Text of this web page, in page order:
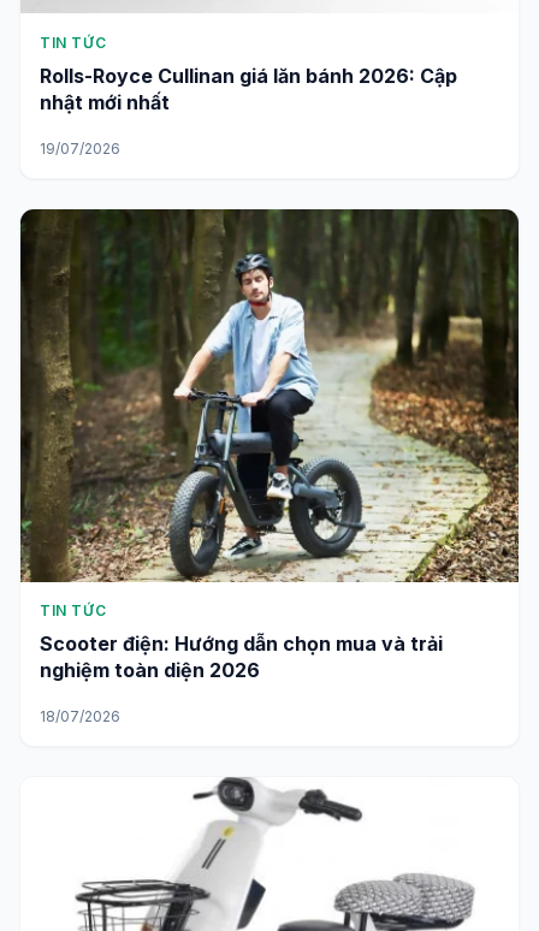
TIN TỨC
Rolls-Royce Cullinan giá lăn bánh 2026: Cập
nhật mới nhất
19/07/2026
TIN TỨC
Scooter điện: Hướng dẫn chọn mua và trải
nghiệm toàn diện 2026
18/07/2026